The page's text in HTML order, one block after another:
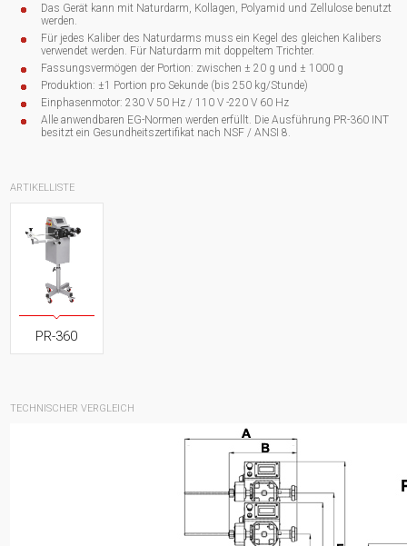
Das Gerät kann mit Naturdarm, Kollagen, Polyamid und Zellulose benutzt
werden.
Für jedes Kaliber des Naturdarms muss ein Kegel des gleichen Kalibers
verwendet werden. Für Naturdarm mit doppeltem Trichter.
Fassungsvermögen der Portion: zwischen ± 20 g und ± 1000 g
Produktion: ±1 Portion pro Sekunde (bis 250 kg/Stunde)
Einphasenmotor: 230 V 50 Hz / 110 V -220 V 60 Hz
Alle anwendbaren EG-Normen werden erfüllt. Die Ausführung PR-360 INT
besitzt ein Gesundheitszertifikat nach NSF / ANSI 8.
ARTIKELLISTE
PR-360
TECHNISCHER VERGLEICH